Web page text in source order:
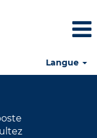
Langue